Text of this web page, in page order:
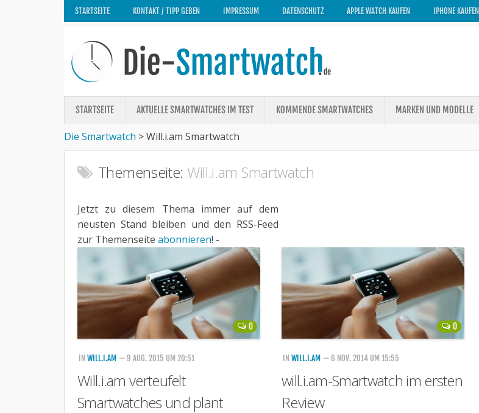
STARTSEITE KONTAKT / TIPP GEBEN IMPRESSUM DATENSCHUTZ APPLE WATCH KAUFEN IPHONE KAUFEN
STARTSEITE AKTUELLE SMARTWATCHES IM TEST KOMMENDE SMARTWATCHES MARKEN UND MODELLE
Die Smartwatch >Will.i.am Smartwatch
Themenseite: Will.i.am Smartwatch
Jetzt zu diesem Thema immer auf dem
neusten Stand bleiben und den RSS-Feed
zur Themenseite abonnieren! -
0
IN WILL.I.AM — 9 AUG. 2015 UM 20:51
Will.i.am verteufelt
Smartwatches und plant
0
IN WILL.I.AM — 6 NOV. 2014 UM 15:55
will.i.am-Smartwatch im ersten
Review